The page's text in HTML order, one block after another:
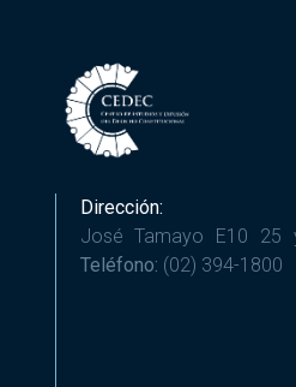
Dirección:
José Tamayo E10 25
Teléfono: (02) 394-1800